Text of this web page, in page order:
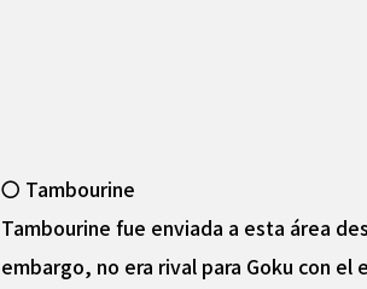
〇 Tambourine
Tambourine fue enviada a esta área
embargo, no era rival para Goku con